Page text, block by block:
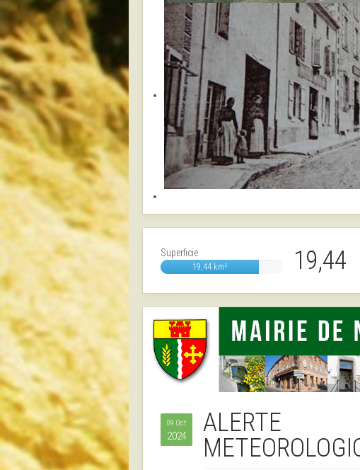
19,44
Superficie
19,44 km²
09 Oct
2024
ALERTE